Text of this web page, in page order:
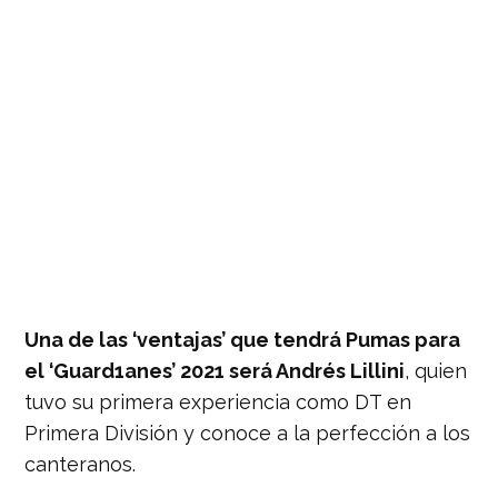
Una de las ‘ventajas’ que tendrá Pumas para
el ‘Guard1anes’ 2021 será Andrés Lillini, quien
tuvo su primera experiencia como DT en
Primera División y conoce a la perfección a los
canteranos.